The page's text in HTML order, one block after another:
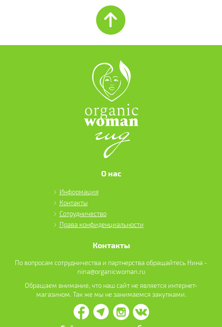
О нас
Информация
Контакты
Сотрудничество
Права конфиденциальности
Контакты
По вопросам сотрудничества и партнерства обращайтесь Нина -
nina@organicwoman.ru
Обращаем внимание, что наш сайт не является интернет-
магазином. Так же мы не занимаемся закупками.